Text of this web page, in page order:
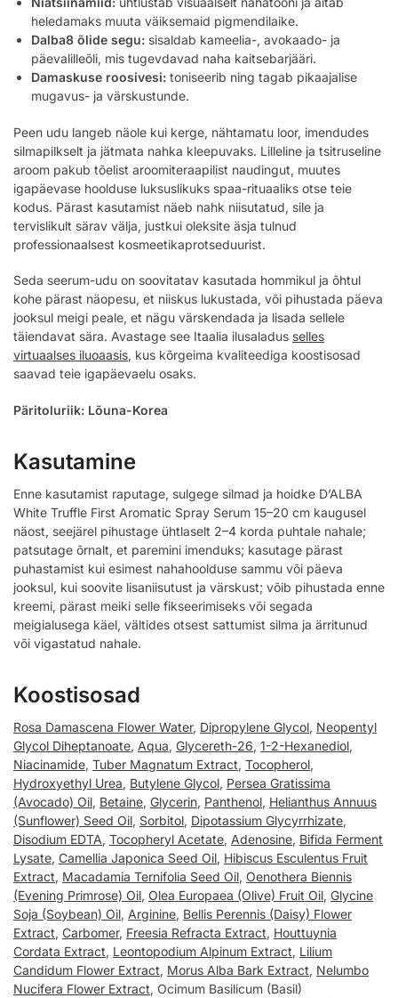
heledamaks muuta väiksemaid pigmendilaike.
Dalba8 õlide segu: sisaldab kameelia-, avokaado- ja
päevalilleõli, mis tugevdavad naha kaitsebarjääri.
Damaskuse roosivesi: toniseerib ning tagab pikaajalise
mugavus- ja värskustunde.
Peen udu langeb näole kui kerge, nähtamatu loor, imendudes
silmapilkselt ja jätmata nahka kleepuvaks. Lilleline ja tsitruseline
aroom pakub tõelist aroomiteraapilist naudingut, muutes
igapäevase hoolduse luksuslikuks spaa-rituaaliks otse teie
kodus. Pärast kasutamist näeb nahk niisutatud, sile ja
tervislikult särav välja, justkui oleksite äsja tulnud
professionaalsest kosmeetikaprotseduurist.
Seda seerum-udu on soovitatav kasutada hommikul ja õhtul
kohe pärast näopesu, et niiskus lukustada, või pihustada päeva
jooksul meigi peale, et nägu värskendada ja lisada sellele
täiendavat sära. Avastage see Itaalia ilusaladus selles
virtuaalses iluoaasis, kus kõrgeima kvaliteediga koostisosad
saavad teie igapäevaelu osaks.
Päritoluriik: Lõuna-Korea
Kasutamine
Enne kasutamist raputage, sulgege silmad ja hoidke D’ALBA
White Truffle First Aromatic Spray Serum 15–20 cm kaugusel
näost, seejärel pihustage ühtlaselt 2–4 korda puhtale nahale;
patsutage õrnalt, et paremini imenduks; kasutage pärast
puhastamist kui esimest nahahoolduse sammu või päeva
jooksul, kui soovite lisaniisutust ja värskust; võib pihustada enne
kreemi, pärast meiki selle fikseerimiseks või segada
meigialusega käel, vältides otsest sattumist silma ja ärritunud
või vigastatud nahale.
Koostisosad
Rosa Damascena Flower Water, Dipropylene Glycol, Neopentyl
Glycol Diheptanoate, Aqua, Glycereth-26, 1-2-Hexanediol,
Niacinamide, Tuber Magnatum Extract, Tocopherol,
Hydroxyethyl Urea, Butylene Glycol, Persea Gratissima
(Avocado) Oil, Betaine, Glycerin, Panthenol, Helianthus Annuus
(Sunflower) Seed Oil, Sorbitol, Dipotassium Glycyrrhizate,
Disodium EDTA, Tocopheryl Acetate, Adenosine, Bifida Ferment
Lysate, Camellia Japonica Seed Oil, Hibiscus Esculentus Fruit
Extract, Macadamia Ternifolia Seed Oil, Oenothera Biennis
(Evening Primrose) Oil, Olea Europaea (Olive) Fruit Oil, Glycine
Soja (Soybean) Oil, Arginine, Bellis Perennis (Daisy) Flower
Extract, Carbomer, Freesia Refracta Extract, Houttuynia
Cordata Extract, Leontopodium Alpinum Extract, Lilium
Candidum Flower Extract, Morus Alba Bark Extract, Nelumbo
Nucifera Flower Extract, Ocimum Basilicum (Basil)